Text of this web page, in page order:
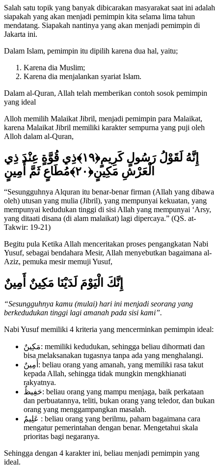
Salah satu topik yang banyak dibicarakan masyarakat saat ini adalah
siapakah yang akan menjadi pemimpin kita selama lima tahun
mendatang. Siapakah nantinya yang akan menjadi pemimpin di
Jakarta ini.
Dalam Islam, pemimpin itu dipilih karena dua hal, yaitu;
Karena dia Muslim;
Karena dia menjalankan syariat Islam.
Dalam al-Quran, Allah telah memberikan contoh sosok pemimpin
yang ideal
Alloh memilih Malaikat Jibril, menjadi pemimpin para Malaikat,
karena Malaikat Jibril memiliki karakter sempurna yang puji oleh
Alloh dalam al-Quran,
إِنَّهُ لَقَوْلُ رَسُولٍ كَرِيمٍ﴿١٩﴾ذِي قُوَّةٍ عِنْدَ ذِي
الْعَرْشِ مَكِينٍ﴿٢٠﴾مُطَاعٍ ثَمَّ أَمِينٍ
“Sesungguhnya Alquran itu benar-benar firman (Allah yang dibawa
oleh) utusan yang mulia (Jibril), yang mempunyai kekuatan, yang
mempunyai kedudukan tinggi di sisi Allah yang mempunyai ‘Arsy,
yang ditaati disana (di alam malaikat) lagi dipercaya.” (QS. at-
Takwir: 19-21)
Begitu pula Ketika Allah menceritakan proses pengangkatan Nabi
Yusuf, sebagai bendahara Mesir, Allah menyebutkan bagaimana al-
Aziz, pemuka mesir memuji Yusuf,
إِنَّكَ الْيَوْمَ لَدَيْنَا مَكِينٌ أَمِينٌ
“Sesungguhnya kamu (mulai) hari ini menjadi seorang yang
berkedudukan tinggi lagi amanah pada sisi kami”.
Nabi Yusuf memiliki 4 kriteria yang mencerminkan pemimpin ideal:
مَكِينٌ: memiliki kedudukan, sehingga beliau dihormati dan
bisa melaksanakan tugasnya tanpa ada yang menghalangi.
أَمِينٌ: beliau orang yang amanah, yang memiliki rasa takut
kepada Allah, sehingga tidak mungkin mengkhianati
rakyatnya.
حَفِيظٌ: beliau orang yang mampu menjaga, baik perkataan
dan perbuatannya, teliti, bukan orang yang teledor, dan bukan
orang yang menggampangkan masalah.
عَلِيمٌ : beliau orang yang berilmu, paham bagaimana cara
mengatur pemerintahan dengan benar. Mengetahui skala
prioritas bagi negaranya.
Sehingga dengan 4 karakter ini, beliau menjadi pemimpin yang
ideal.